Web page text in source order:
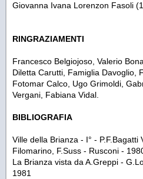
Giovanna Ivana Lorenzon Fasoli
RINGRAZIAMENTI
Francesco Belgiojoso, Valerio
Diletta Carutti, Famiglia Davoglio,
Fotomar Calco, Ugo Grimoldi,
Vergani, Fabiana Vidal.
BIBLIOGRAFIA
Ville della Brianza - I° - P.F.Bagatti
Filomarino, F.Suss - Rusconi -
La Brianza vista da A.Greppi -
1981